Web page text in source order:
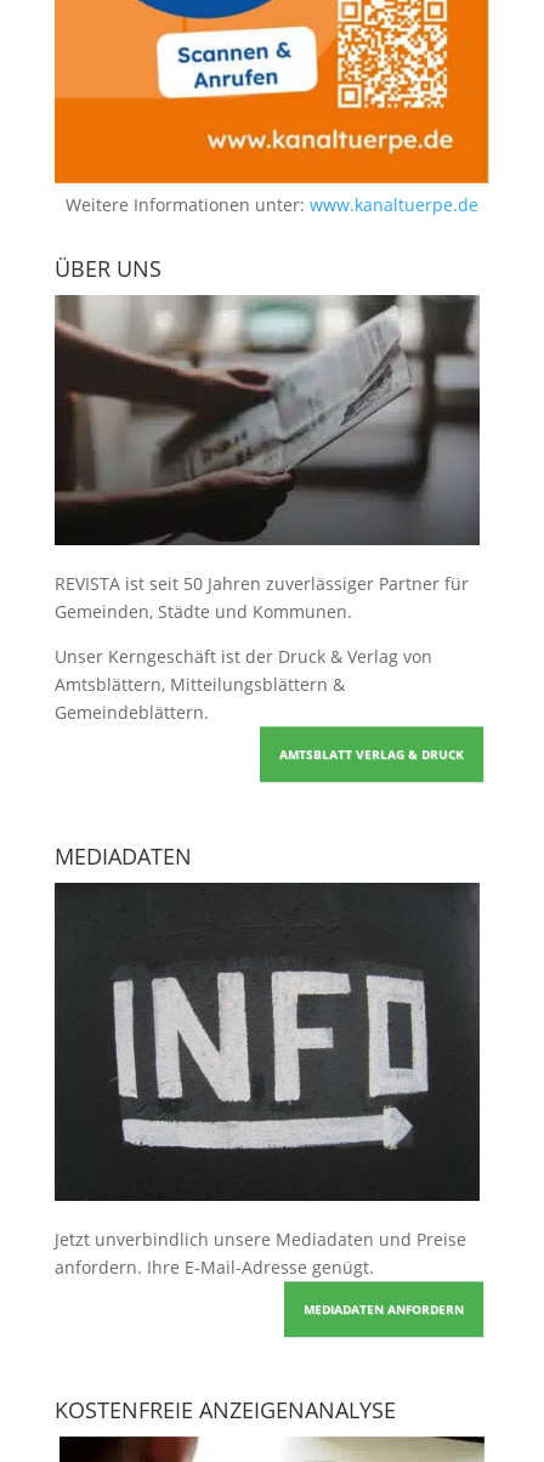
Weitere Informationen unter: www.kanaltuerpe.de
ÜBER UNS
REVISTA ist seit 50 Jahren zuverlässiger Partner für
Gemeinden, Städte und Kommunen.
Unser Kerngeschäft ist der Druck & Verlag von
Amtsblättern, Mitteilungsblättern &
Gemeindeblättern.
AMTSBLATT VERLAG & DRUCK
MEDIADATEN
Jetzt unverbindlich unsere Mediadaten und Preise
anfordern. Ihre E-Mail-Adresse genügt.
MEDIADATEN ANFORDERN
KOSTENFREIE ANZEIGENANALYSE